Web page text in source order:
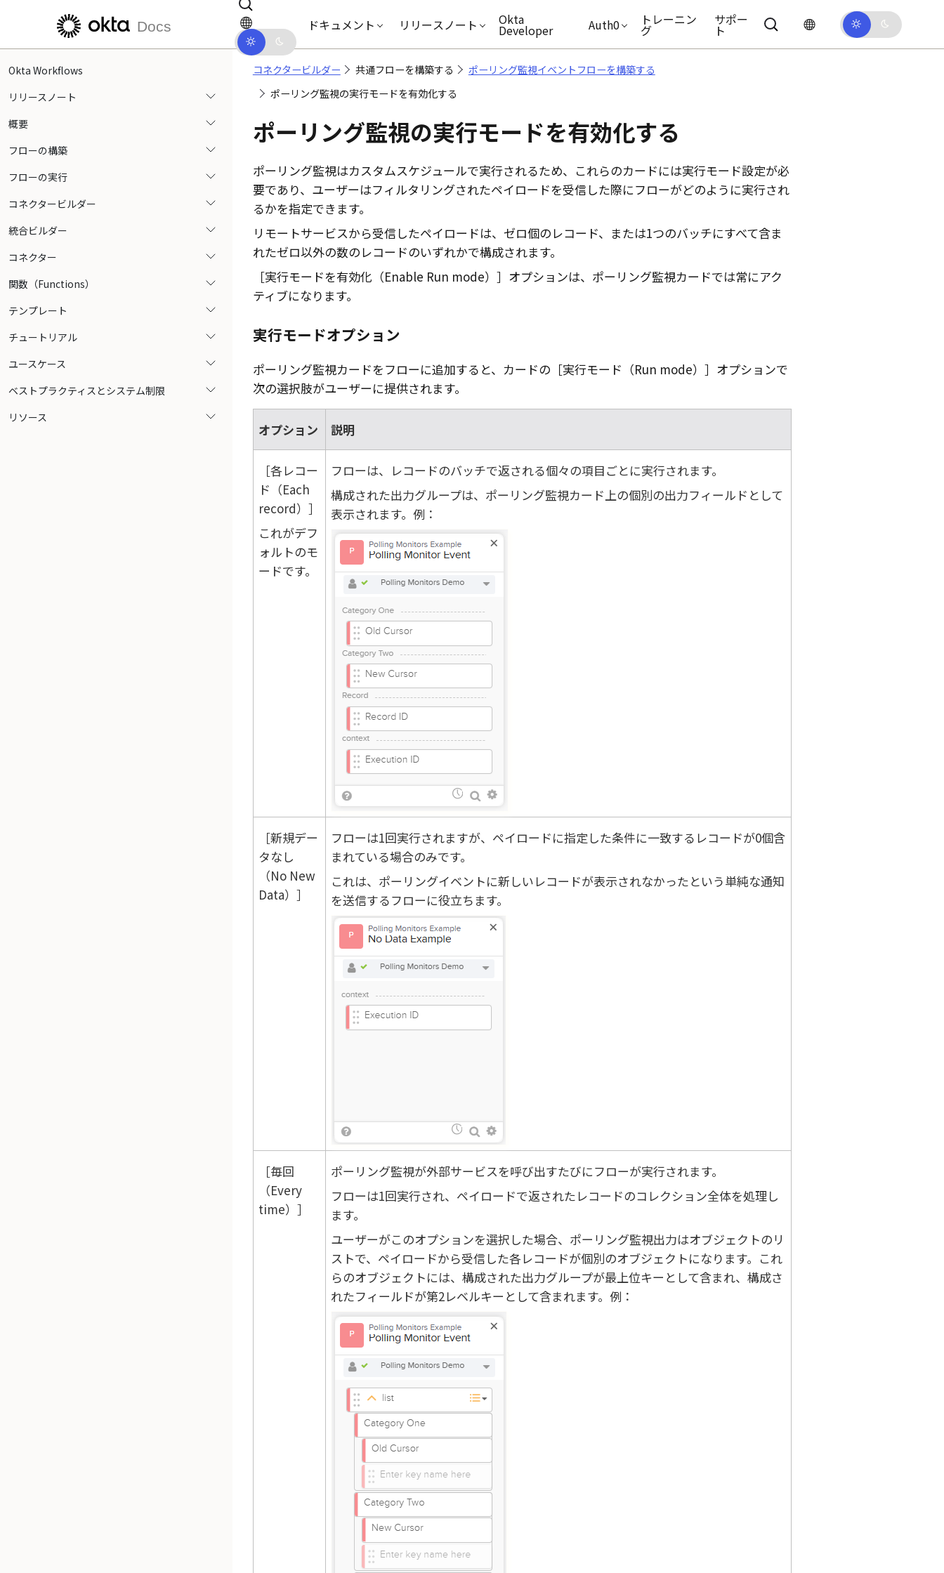
メインコンテンツにスキップ ドキュメントナビゲーションにスキップ
Docs ドキュメント リリースノート Okta
Developer Auth0 トレーニン
グ
サポー
ト
Okta Workflows
リリースノート
概要
フローの構築
フローの実行
コネクタービルダー
統合ビルダー
コネクター
関数（Functions）
テンプレート
チュートリアル
ユースケース
ベストプラクティスとシステム制限
リソース
コネクタービルダー 共通フローを構築する
ポーリング監視イベントフローを構築する
ポーリング監視の実行モードを有効化する
ポーリング監視の実行モードを有効化する
ポーリング監視はカスタムスケジュールで実行されるため、これらのカードには実行モード設定が必
要であり、ユーザーはフィルタリングされたペイロードを受信した際にフローがどのように実行され
るかを指定できます。
リモートサービスから受信したペイロードは、ゼロ個のレコード、または1つのバッチにすべて含ま
れたゼロ以外の数のレコードのいずれかで構成されます。
実行モードを有効化（Enable Run mode）
オプションは、ポーリング監視カードでは常にアク
ティブになります。
実行モードオプション
ポーリング監視カードをフローに追加すると、カードの 実行モード（Run mode）
オプションで
次の選択肢がユーザーに提供されます。
オプション 説明
各レコー
ド（Each
record）
これがデフ
ォルトのモ
ードです。
フローは、レコードのバッチで返される個々の項目ごとに実行されます。
構成された出力グループは、ポーリング監視カード上の個別の出力フィールドとして
表示されます。例：
新規デー
タなし
（No New
Data）
フローは1回実行されますが、ペイロードに指定した条件に一致するレコードが0個含
まれている場合のみです。
これは、ポーリングイベントに新しいレコードが表示されなかったという単純な通知
を送信するフローに役立ちます。
毎回
（Every
time）
ポーリング監視が外部サービスを呼び出すたびにフローが実行されます。
フローは1回実行され、ペイロードで返されたレコードのコレクション全体を処理し
ます。
ユーザーがこのオプションを選択した場合、ポーリング監視出力はオブジェクトのリ
ストで、ペイロードから受信した各レコードが個別のオブジェクトになります。これ
らのオブジェクトには、構成された出力グループが最上位キーとして含まれ、構成さ
れたフィールドが第2レベルキーとして含まれます。例：